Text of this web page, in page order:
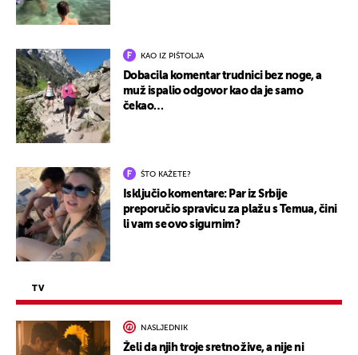
KAO IZ PIŠTOLJA
Dobacila komentar trudnici bez noge, a
muž ispalio odgovor kao da je samo
čekao…
ŠTO KAŽETE?
Isključio komentare: Par iz Srbije
preporučio spravicu za plažu s Temua, čini
li vam se ovo sigurnim?
TV
NASLJEDNIK
Želi da njih troje sretno žive, a nije ni